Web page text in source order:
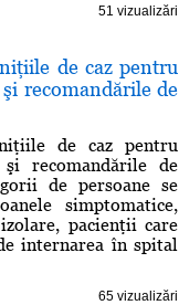
51 vizualizări
de caz pentru
recomandările de
de caz pentru
recomandările de
de persoane se
simptomatice,
pacienţii care
internarea în spital
65 vizualizări